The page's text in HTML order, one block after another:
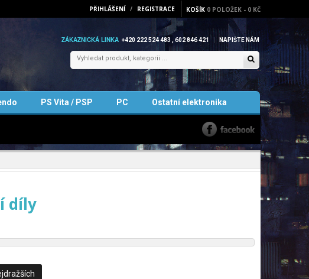
PŘIHLÁŠENÍ / REGISTRACE KOŠÍK 0 POLOŽEK - 0 KČ
ZÁKAZNICKÁ LINKA +420 222 524 483 , 602 846 421 NAPIŠTE NÁM
PS Vita / PSP PC Ostatní elektronika
díly